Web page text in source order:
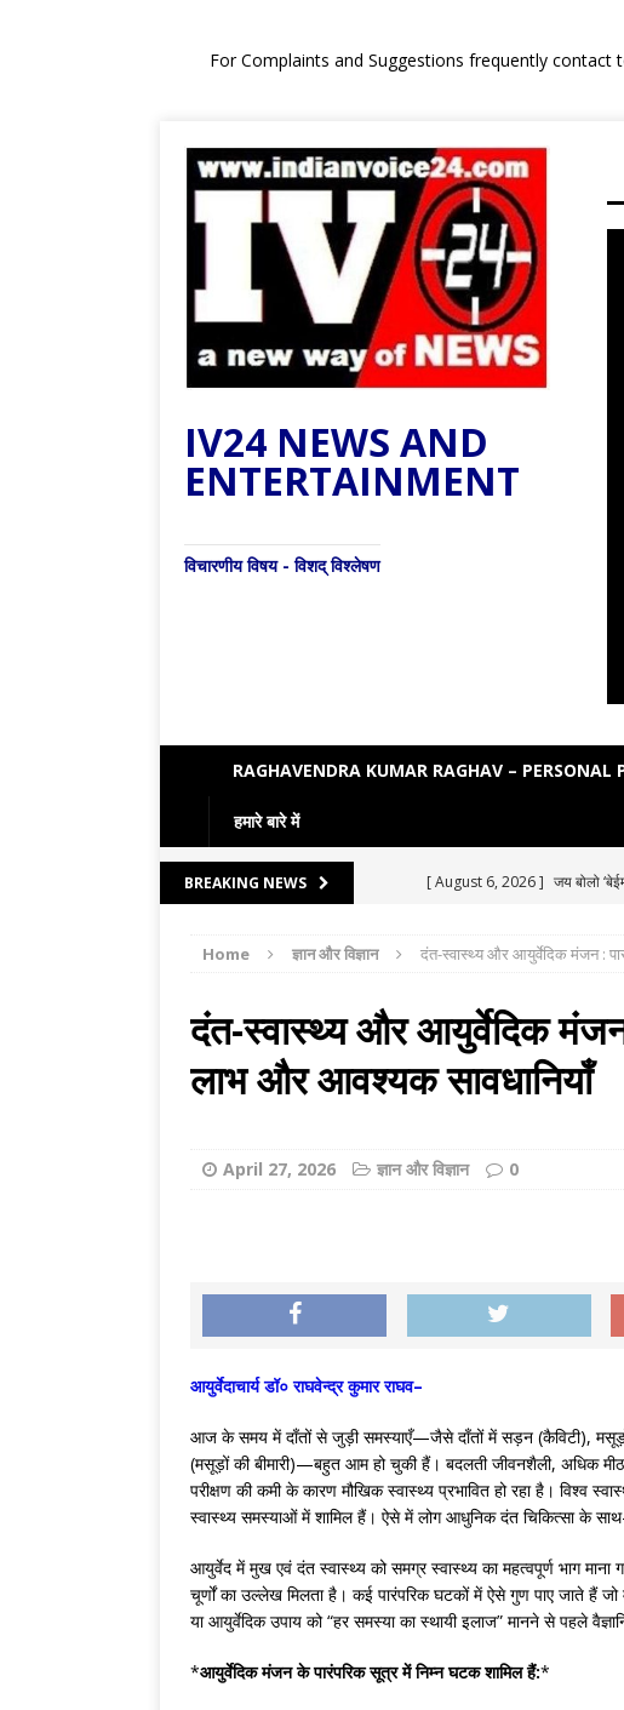
For Complaints and Suggestions frequently
IV24 NEWS AND
ENTERTAINMENT
विचारणीय विषय - विशद् विश्लेषण
RAGHAVENDRA KUMAR RAGHAV – PERSONAL
हमारे बारे में
BREAKING NEWS [ August 6, 2026 ] जय बोलो
[ August 4, 2026 ] English
[ August 3, 2026 ]
Poetic
ENGLISH LITERATURE
[ August 7, 2026 ] Easy
Home ज्ञान और विज्ञान दंत-स्वास्थ्य और आयुर्वेदिक मंजन :
दंत-स्वास्थ्य और आयुर्वेदिक मंजन
लाभ और आवश्यक सावधानियाँ
April 27, 2026 ज्ञान और विज्ञान 0
आयुर्वेदाचार्य डॉ० राघवेन्द्र कुमार राघव–
आज के समय में दाँतों से जुड़ी समस्याएँ—जैसे दाँतों में सड़न (कैविटी),
(मसूड़ों की बीमारी)—बहुत आम हो चुकी हैं। बदलती जीवनशैली, अधिक
परीक्षण की कमी के कारण मौखिक स्वास्थ्य प्रभावित हो रहा है। विश्व
स्वास्थ्य समस्याओं में शामिल हैं। ऐसे में लोग आधुनिक दंत चिकित्सा के
आयुर्वेद में मुख एवं दंत स्वास्थ्य को समग्र स्वास्थ्य का महत्वपूर्ण भाग
चूर्णों का उल्लेख मिलता है। कई पारंपरिक घटकों में ऐसे गुण पाए जाते हैं
या आयुर्वेदिक उपाय को “हर समस्या का स्थायी इलाज” मानने से पहले
*आयुर्वेदिक मंजन के पारंपरिक सूत्र में निम्न घटक शामिल हैं:*